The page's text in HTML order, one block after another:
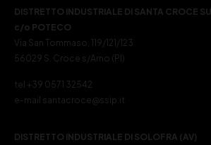
DISTRETTO INDUSTRIALE DI SANTA CROCE
c/o POTECO
Via San Tommaso, 119/121/123
56029 S. Croce s/Arno (PI)
tel +39 0571 32542
e-mail santacroce@ssip.it
DISTRETTO INDUSTRIALE DI SOLOFRA (AV)